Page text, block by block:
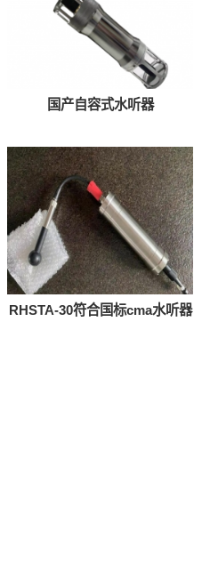
国产自容式水听器
RHSTA-30符合国标cma水听器